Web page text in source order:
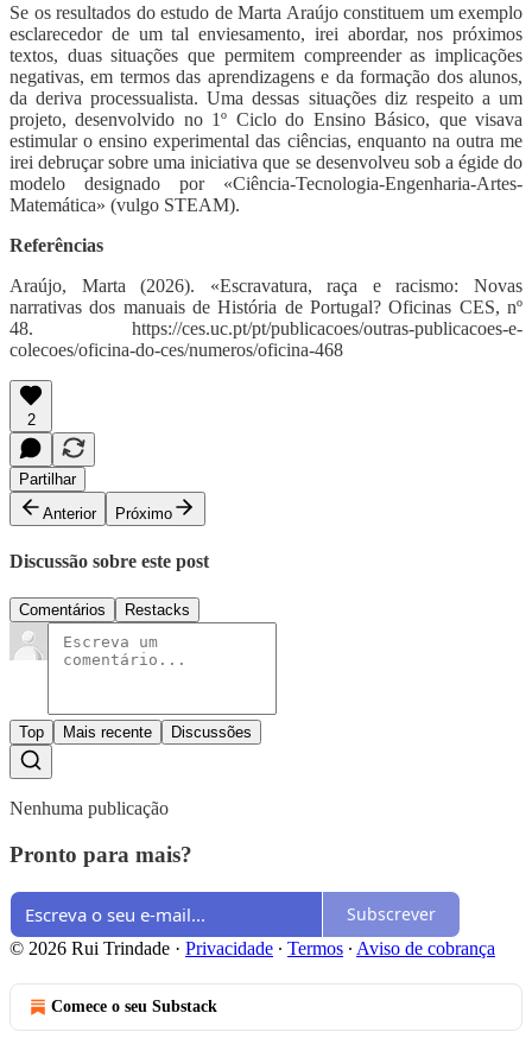
Se os resultados do estudo de Marta Araújo constituem um exemplo
esclarecedor de um tal enviesamento, irei abordar, nos próximos
textos, duas situações que permitem compreender as implicações
negativas, em termos das aprendizagens e da formação dos alunos,
da deriva processualista. Uma dessas situações diz respeito a um
projeto, desenvolvido no 1º Ciclo do Ensino Básico, que visava
estimular o ensino experimental das ciências, enquanto na outra me
irei debruçar sobre uma iniciativa que se desenvolveu sob a égide do
modelo designado por «Ciência-Tecnologia-Engenharia-Artes-
Matemática» (vulgo STEAM).
Referências
Araújo, Marta (2026). «Escravatura, raça e racismo: Novas
narrativas dos manuais de História de Portugal? Oficinas CES, nº
48. https://ces.uc.pt/pt/publicacoes/outras-publicacoes-e-
colecoes/oficina-do-ces/numeros/oficina-468
2
Partilhar
Anterior
Próximo
Discussão sobre este post
Comentários Restacks
Top Mais recente Discussões
Nenhuma publicação
Pronto para mais?
Subscrever
© 2026 Rui Trindade · Privacidade ∙ Termos ∙ Aviso de cobrança
Comece o seu Substack